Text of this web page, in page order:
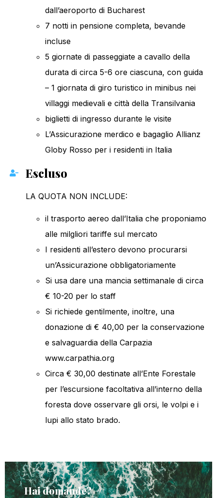
dall’aeroporto di Bucharest
7 notti in pensione completa, bevande
incluse
5 giornate di passeggiate a cavallo della
durata di circa 5-6 ore ciascuna, con guida
– 1 giornata di giro turistico in minibus nei
villaggi medievali e città della Transilvania
biglietti di ingresso durante le visite
L’Assicurazione merdico e bagaglio Allianz
Globy Rosso per i residenti in Italia
Escluso
LA QUOTA NON INCLUDE:
il trasporto aereo dall’Italia che proponiamo
alle milgliori tariffe sul mercato
I residenti all’estero devono procurarsi
un’Assicurazione obbligatoriamente
Si usa dare una mancia settimanale di circa
€ 10-20 per lo staff
Si richiede gentilmente, inoltre, una
donazione di € 40,00 per la conservazione
e salvaguardia della Carpazia
www.carpathia.org
Circa € 30,00 destinate all’Ente Forestale
per l’escursione facoltativa all’interno della
foresta dove osservare gli orsi, le volpi e i
lupi allo stato brado.
Hai domande?